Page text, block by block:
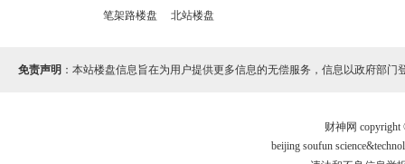
笔架路楼盘 北站楼盘
免责声明 ：本站楼盘信息旨在为用户提供更多信息的无偿服务，信息以政府部门
财神网
beijing soufun